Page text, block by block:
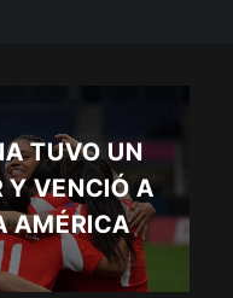
TUVO UN
Y VENCIÓ A
AMÉRICA